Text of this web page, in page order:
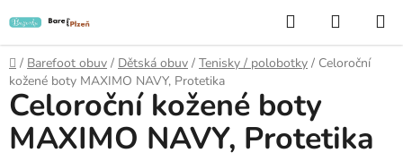
na
obsah
Hledat
KOŠÍK
Domů
/ Barefoot obuv / Dětská obuv / Tenisky / polobotky / Celoroční
kožené boty MAXIMO NAVY, Protetika
Celoroční kožené boty
MAXIMO NAVY, Protetika